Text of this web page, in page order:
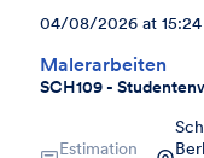
Malerarbeiten
SCH109 -
04/08/2026 at 15:24
Estimation